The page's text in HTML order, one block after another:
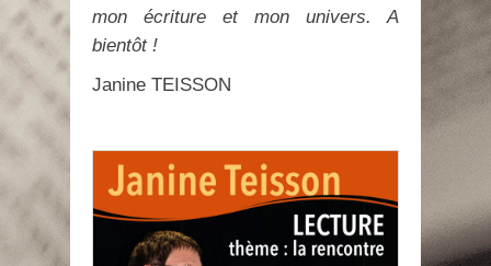
mon écriture et mon univers. A
bientôt !
Janine TEISSON